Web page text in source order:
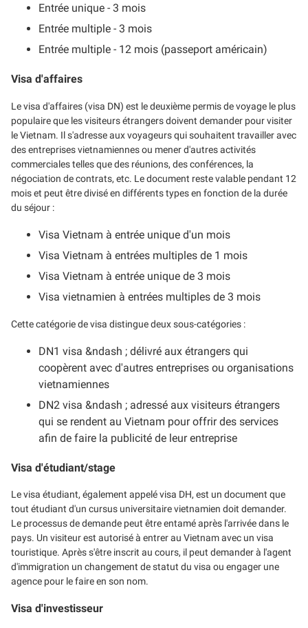
Entrée unique - 3 mois
Entrée multiple - 3 mois
Entrée multiple - 12 mois (passeport américain)
Visa d'affaires
Le visa d'affaires (visa DN) est le deuxième permis de voyage le plus
populaire que les visiteurs étrangers doivent demander pour visiter
le Vietnam. Il s'adresse aux voyageurs qui souhaitent travailler avec
des entreprises vietnamiennes ou mener d'autres activités
commerciales telles que des réunions, des conférences, la
négociation de contrats, etc. Le document reste valable pendant 12
mois et peut être divisé en différents types en fonction de la durée
du séjour :
Visa Vietnam à entrée unique d'un mois
Visa Vietnam à entrées multiples de 1 mois
Visa Vietnam à entrée unique de 3 mois
Visa vietnamien à entrées multiples de 3 mois
Cette catégorie de visa distingue deux sous-catégories :
DN1 visa &ndash ; délivré aux étrangers qui
coopèrent avec d'autres entreprises ou organisations
vietnamiennes
DN2 visa &ndash ; adressé aux visiteurs étrangers
qui se rendent au Vietnam pour offrir des services
afin de faire la publicité de leur entreprise
Visa d'étudiant/stage
Le visa étudiant, également appelé visa DH, est un document que
tout étudiant d'un cursus universitaire vietnamien doit demander.
Le processus de demande peut être entamé après l'arrivée dans le
pays. Un visiteur est autorisé à entrer au Vietnam avec un visa
touristique. Après s'être inscrit au cours, il peut demander à l'agent
d'immigration un changement de statut du visa ou engager une
agence pour le faire en son nom.
Visa d'investisseur